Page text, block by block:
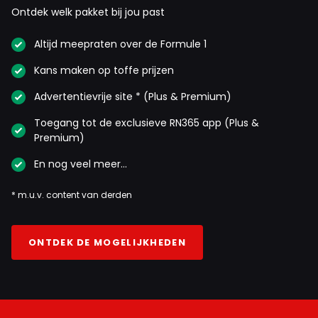
Martijn Rol
10 november 2025 16:01
Ergo, beide rijders startten vanaf de laatste plaats.
stellen dat als VER zijn lekke band niet had
3e was geworden .... Als, als ..
Ontdek welk pakket bij jou past
Altijd meepraten over de Formule 1
Kans maken op toffe prijzen
Advertentievrije site * (Plus & Premium)
Toegang tot de exclusieve RN365 app (Plus &
Premium)
En nog veel meer…
* m.u.v. content van derden
ONTDEK DE MOGELIJKHEDEN